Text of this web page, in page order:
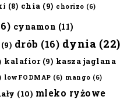
(8) chia (9) chorizo (6)
cynamon (11)
(9) drób (16) dynia (22)
kalafior(9) kasza jaglana
lowFODMAP (6) mango (6)
(10) mleko ryżowe